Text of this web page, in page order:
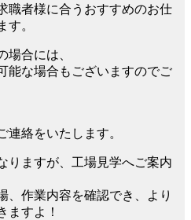
職者様に合うおすすめのお仕
す。
場合には、
能な場合もございますのでご
連絡をいたします。
りますが、工場見学へご案内
、作業内容を確認でき、より
ますよ！